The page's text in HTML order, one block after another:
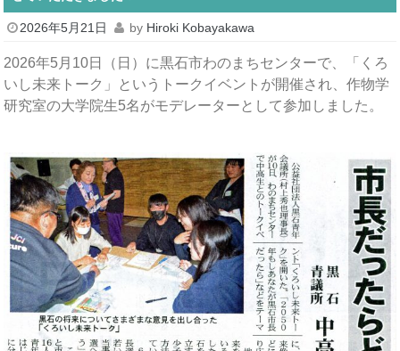
2026年5月21日 by Hiroki Kobayakawa
2026年5月10日（日）に黒石市わのまちセンターで、「くろ
いし未来トーク」というトークイベントが開催され、作物学
研究室の大学院生5名がモデレーターとして参加しました。